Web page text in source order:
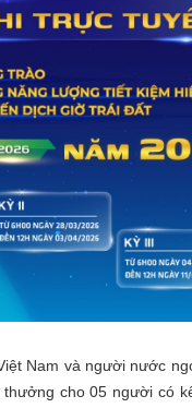
Nam và người nước
cho 05 người có